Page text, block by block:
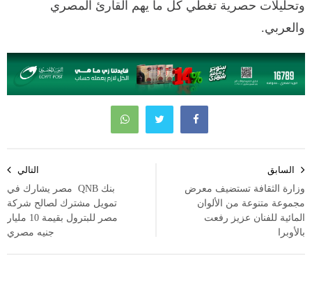
وتحليلات حصرية تغطي كل ما يهم القارئ المصري
والعربي.
المقالات
السابق
وزارة الثقافة تستضيف معرض
مجموعة متنوعة من الألوان
المائية للفنان عزيز رفعت
بالأوبرا
التالي
بنك QNB مصر يشارك في
تمويل مشترك لصالح شركة
مصر للبترول بقيمة 10 مليار
جنيه مصري